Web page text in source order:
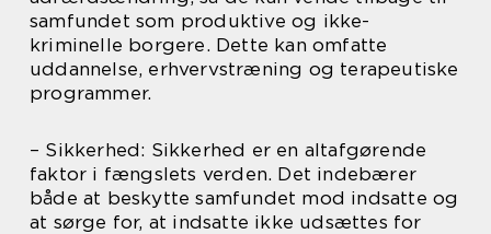
samfundet som produktive og ikke-
kriminelle borgere. Dette kan omfatte
uddannelse, erhvervstræning og terapeutiske
programmer.
– Sikkerhed: Sikkerhed er en altafgørende
faktor i fængslets verden. Det indebærer
både at beskytte samfundet mod indsatte og
at sørge for, at indsatte ikke udsættes for